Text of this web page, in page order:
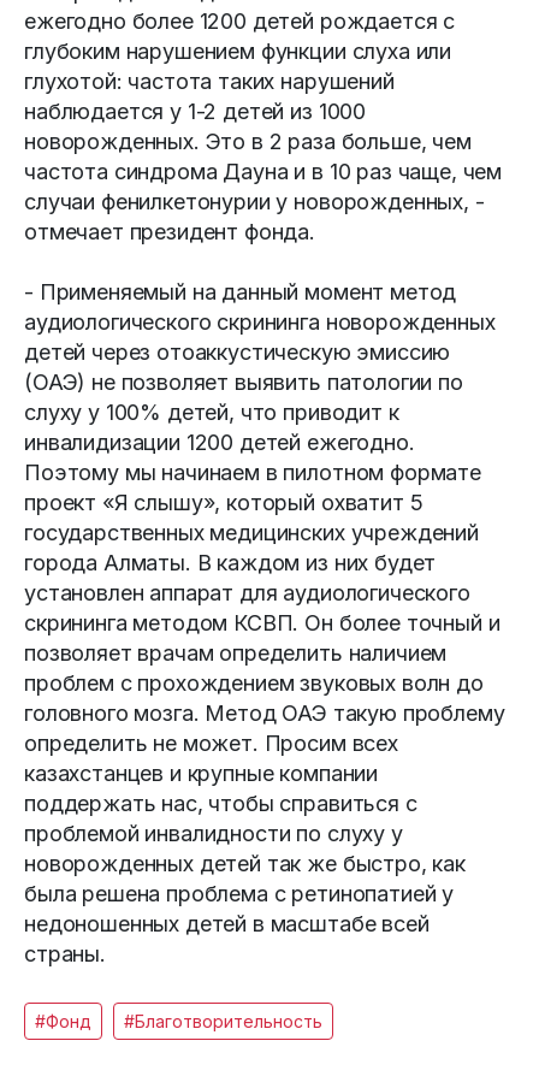
ежегодно более 1200 детей рождается с
глубоким нарушением функции слуха или
глухотой: частота таких нарушений
наблюдается у 1-2 детей из 1000
новорожденных. Это в 2 раза больше, чем
частота синдрома Дауна и в 10 раз чаще, чем
случаи фенилкетонурии у новорожденных, -
отмечает президент фонда.
- Применяемый на данный момент метод
аудиологического скрининга новорожденных
детей через отоаккустическую эмиссию
(ОАЭ) не позволяет выявить патологии по
слуху у 100% детей, что приводит к
инвалидизации 1200 детей ежегодно.
Поэтому мы начинаем в пилотном формате
проект «Я слышу», который охватит 5
государственных медицинских учреждений
города Алматы. В каждом из них будет
установлен аппарат для аудиологического
скрининга методом КСВП. Он более точный и
позволяет врачам определить наличием
проблем с прохождением звуковых волн до
головного мозга. Метод ОАЭ такую проблему
определить не может. Просим всех
казахстанцев и крупные компании
поддержать нас, чтобы справиться с
проблемой инвалидности по слуху у
новорожденных детей так же быстро, как
была решена проблема с ретинопатией у
недоношенных детей в масштабе всей
страны.
#Фонд #Благотворительность